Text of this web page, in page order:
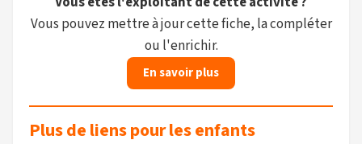
Vous pouvez mettre à jour cette fiche, la compléter
ou l'enrichir.
En savoir plus
Plus de liens pour les enfants